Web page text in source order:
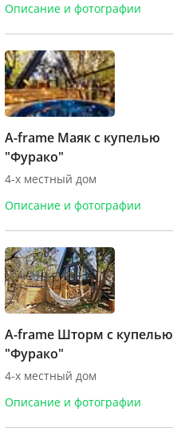
Описание и фотографии
A-frame Маяк с купелью
"Фурако"
4-х местный дом
Описание и фотографии
A-frame Шторм с купелью
"Фурако"
4-х местный дом
Описание и фотографии